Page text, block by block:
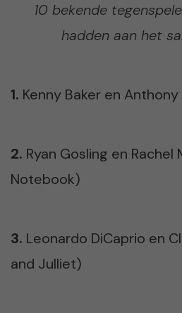
10 bekende
hadden aan het
1. Kenny Baker en
2. Ryan Gosling en Rachel
Notebook)
3. Leonardo DiCaprio en
and Julliet)